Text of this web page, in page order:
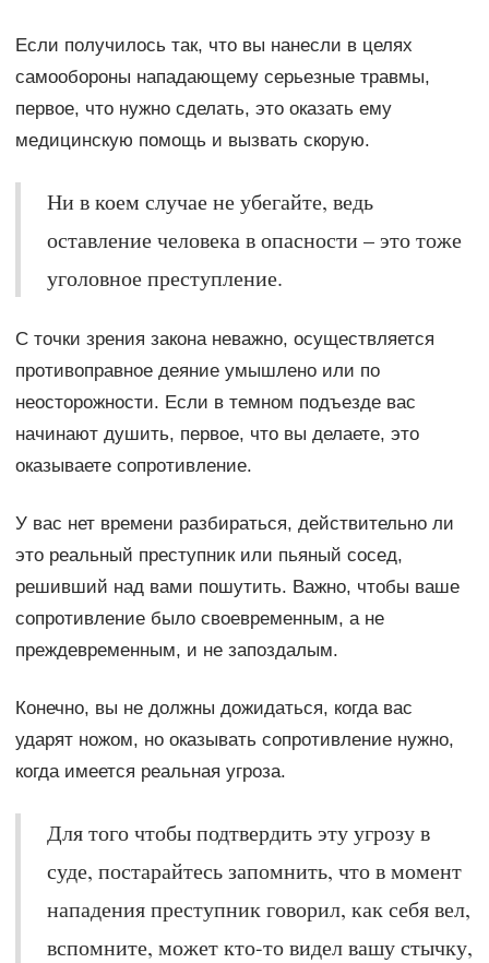
Если получилось так, что вы нанесли в целях
самообороны нападающему серьезные травмы,
первое, что нужно сделать, это оказать ему
медицинскую помощь и вызвать скорую.
Ни в коем случае не убегайте, ведь
оставление человека в опасности – это тоже
уголовное преступление.
С точки зрения закона неважно, осуществляется
противоправное деяние умышлено или по
неосторожности. Если в темном подъезде вас
начинают душить, первое, что вы делаете, это
оказываете сопротивление.
У вас нет времени разбираться, действительно ли
это реальный преступник или пьяный сосед,
решивший над вами пошутить. Важно, чтобы ваше
сопротивление было своевременным, а не
преждевременным, и не запоздалым.
Конечно, вы не должны дожидаться, когда вас
ударят ножом, но оказывать сопротивление нужно,
когда имеется реальная угроза.
Для того чтобы подтвердить эту угрозу в
суде, постарайтесь запомнить, что в момент
нападения преступник говорил, как себя вел,
вспомните, может кто-то видел вашу стычку,